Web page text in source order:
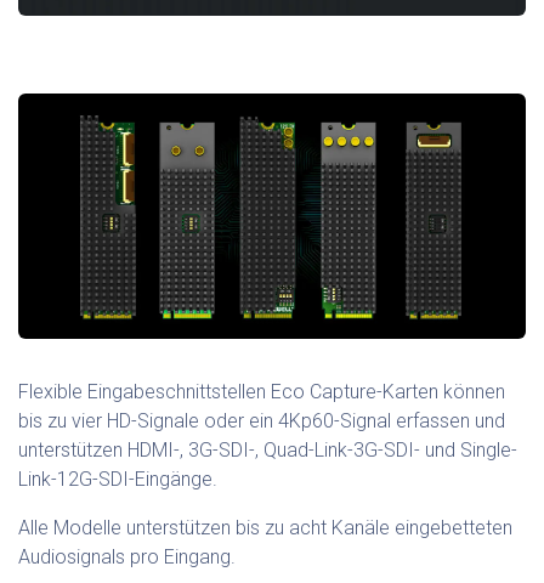
Flexible Eingabeschnittstellen Eco Capture-Karten können
bis zu vier HD-Signale oder ein 4Kp60-Signal erfassen und
unterstützen HDMI-, 3G-SDI-, Quad-Link-3G-SDI- und Single-
Link-12G-SDI-Eingänge.
Alle Modelle unterstützen bis zu acht Kanäle eingebetteten
Audiosignals pro Eingang.